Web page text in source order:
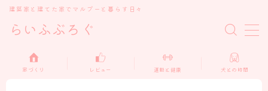
らいふぶろぐ
建築家と建てた家でマルプーと暮らす日々
家づくり レビュー 運動と健康 犬との時間